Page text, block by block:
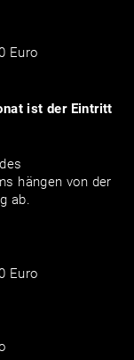
Euro
ist der Eintritt
hängen von der
ab.
Euro